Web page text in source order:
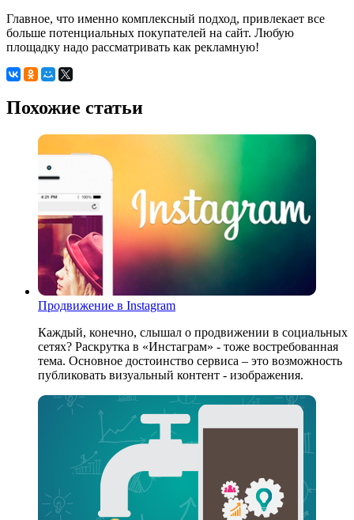
Главное, что именно комплексный подход, привлекает все
больше потенциальных покупателей на сайт. Любую
площадку надо рассматривать как рекламную!
Похожие статьи
Продвижение в Instagram
Каждый, конечно, слышал о продвижении в социальных
сетях? Раскрутка в «Инстаграм» - тоже востребованная
тема. Основное достоинство сервиса – это возможность
публиковать визуальный контент - изображения.